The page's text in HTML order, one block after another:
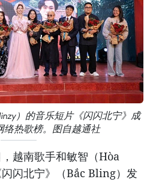
）的音乐短片《闪闪北宁》成
络热歌榜。图自越通社
越南歌手和敏智（Hòa
闪北宁》（Bắc Bling）发